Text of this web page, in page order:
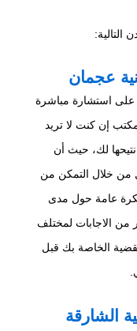
عجمان
على استشارة مباشرة
إن كنت لا تريد
لك، حيث أن
من خلال التمكن من
عامة حول مدى
من الاجابات لمختلف
الخاصة بك قبل
الشارقة